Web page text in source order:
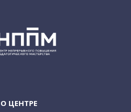
О ЦЕНТРЕ